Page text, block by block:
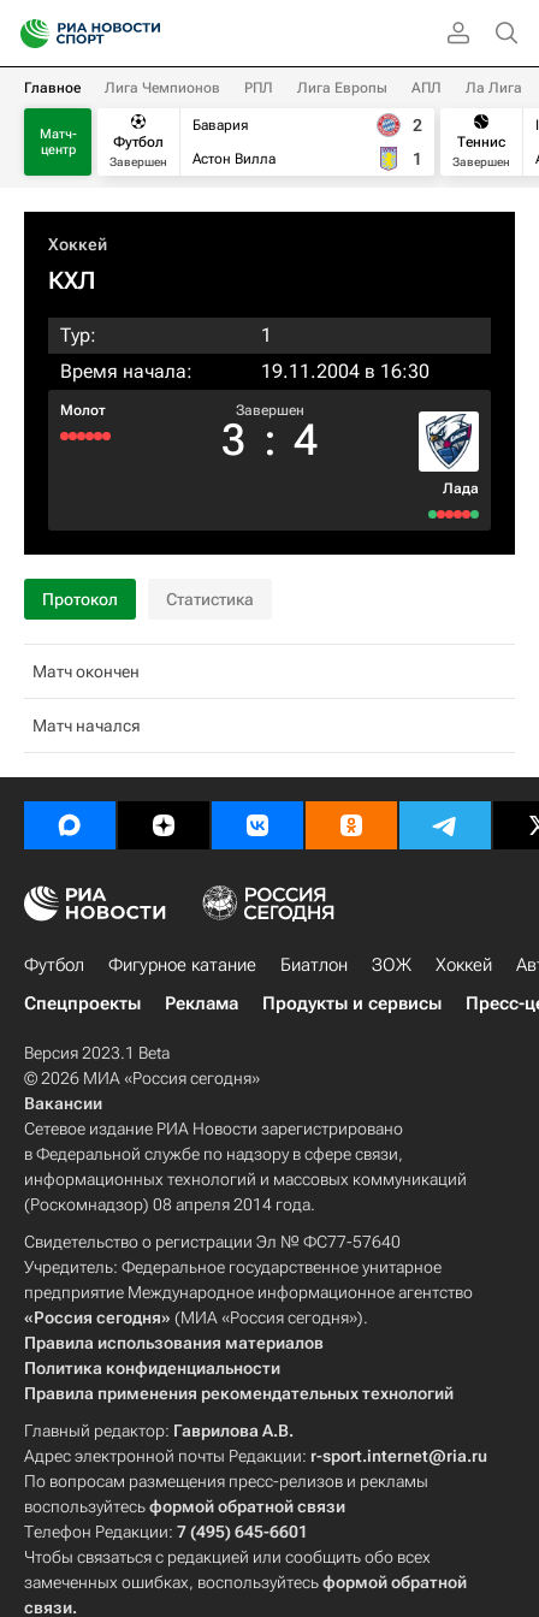
Главное Лига Чемпионов РПЛ Лига Европы АПЛ Ла Лига
Матч-
центр
Футбол
Завершен
Бавария
Астон Вилла
2
1
Теннис
Завершен
Хоккей
КХЛ
Тур:
1
Время начала:
19.11.2004 в 16:30
Молот Завершен
3 : 4
Лада
Протокол Статистика
Матч окончен
Матч начался
Футбол Фигурное катание Биатлон ЗОЖ Хоккей
Спецпроекты
Реклама Продукты и сервисы Пресс-
Версия 2023.1 Beta
© 2026 МИА «Россия сегодня»
Вакансии
Сетевое издание РИА Новости зарегистрировано
в Федеральной службе по надзору в сфере связи,
информационных технологий и массовых коммуникаций
(Роскомнадзор) 08 апреля 2014 года.
Свидетельство о регистрации Эл № ФС77-57640
Учредитель: Федеральное государственное унитарное
предприятие Международное информационное агентство
«Россия сегодня» (МИА «Россия сегодня»).
Правила использования материалов
Политика конфиденциальности
Правила применения рекомендательных технологий
Главный редактор: Гаврилова А.В.
Адрес электронной почты Редакции: r-sport.internet@ria.ru
По вопросам размещения пресс-релизов и рекламы
воспользуйтесьформой обратной связи
Телефон Редакции: 7 (495) 645-6601
Чтобы связаться с редакцией или сообщить обо всех
замеченных ошибках, воспользуйтесьформой обратной
связи.